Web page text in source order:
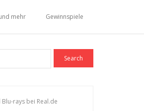
mehr Gewinnspiele